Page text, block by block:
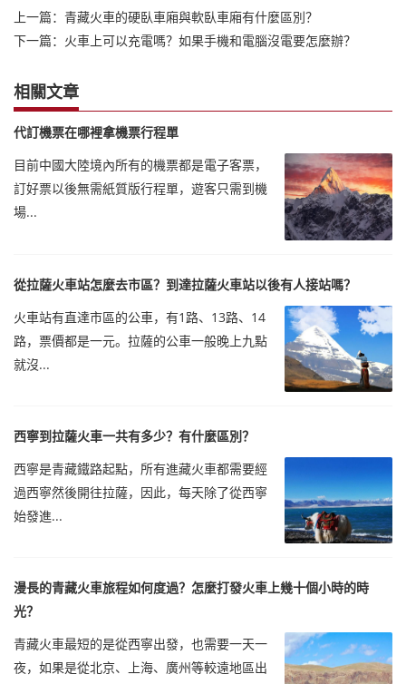
上一篇： 青藏火車的硬臥車廂與軟臥車廂有什麼區別？
下一篇： 火車上可以充電嗎？如果手機和電腦沒電要怎麼辦？
相關文章
代訂機票在哪裡拿機票行程單
目前中國大陸境內所有的機票都是電子客票，
訂好票以後無需紙質版行程單，遊客只需到機
場...
從拉薩火車站怎麼去市區？到達拉薩火車站以後有人接站嗎？
火車站有直達市區的公車，有1路、13路、14
路，票價都是一元。拉薩的公車一般晚上九點
就沒...
西寧到拉薩火車一共有多少？有什麼區別？
西寧是青藏鐵路起點，所有進藏火車都需要經
過西寧然後開往拉薩，因此，每天除了從西寧
始發進...
漫長的青藏火車旅程如何度過？怎麼打發火車上幾十個小時的時
光？
青藏火車最短的是從西寧出發，也需要一天一
夜，如果是從北京、上海、廣州等較遠地區出